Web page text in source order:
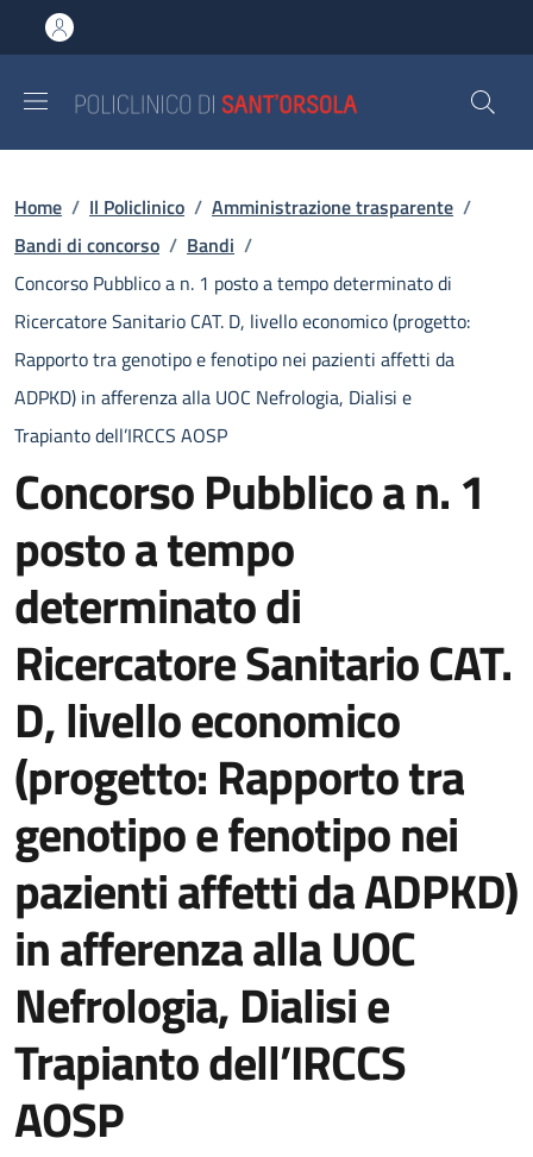
al contenuto principale
to footer content
Briciole di pane
Home / Il Policlinico / Amministrazione trasparente /
Bandi di concorso / Bandi /
Concorso Pubblico a n. 1 posto a tempo determinato di
Ricercatore Sanitario CAT. D, livello economico (progetto:
Rapporto tra genotipo e fenotipo nei pazienti affetti da
ADPKD) in afferenza alla UOC Nefrologia, Dialisi e
Trapianto dell’IRCCS AOSP
Concorso Pubblico a n. 1
posto a tempo
determinato di
Ricercatore Sanitario CAT.
D, livello economico
(progetto: Rapporto tra
genotipo e fenotipo nei
pazienti affetti da ADPKD)
in afferenza alla UOC
Nefrologia, Dialisi e
Trapianto dell’IRCCS
AOSP